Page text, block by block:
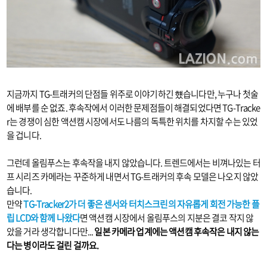
지금까지 TG-트래커의 단점들 위주로 이야기하긴 헀습니다만, 누구나 첫술
에 배부를 순 없죠. 후속작에서 이러한 문제점들이 해결되었다면 TG-Tracke
r는 경쟁이 심한 액션캠 시장에서도 나름의 독특한 위치를 차지할 수는 있었
을 겁니다.
그런데 올림푸스는 후속작을 내지 않았습니다. 트렌드에서는 비껴나있는 터
프 시리즈 카메라는 꾸준하게 내면서 TG-트래커의 후속 모델은 나오지 않았
습니다.
만약TG-Tracker2가 더 좋은 센서와 터치스크린의 자유롭게 회전 가능한 플
립 LCD와 함께 나왔다면 액션캠 시장에서 올림푸스의 지분은 결코 작지 않
았을 거라 생각합니다만...일본 카메라 업계에는 액션캠 후속작은 내지 않는
다는 병이라도 걸린 걸까요.